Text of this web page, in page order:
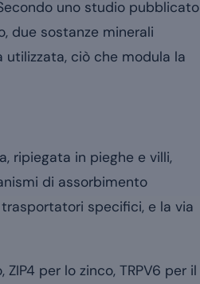
uno studio pubblicato
due sostanze minerali
ciò che modula la
ripiegata in pieghe e villi,
di assorbimento
specifici, e la via
per lo zinco, TRPV6 per il